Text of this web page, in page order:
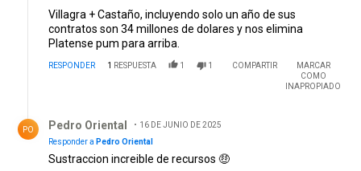
Villagra + Castaño, incluyendo solo un año de sus
contratos son 34 millones de dolares y nos elimina
Platense pum para arriba.
RESPONDER 1 RESPUESTA 1 1 COMPARTIR
MARCAR
COMO
INAPROPIADO
PO Pedro Oriental
16 DE JUNIO DE 2025
Responder a Pedro Oriental
Sustraccion increible de recursos 🤑